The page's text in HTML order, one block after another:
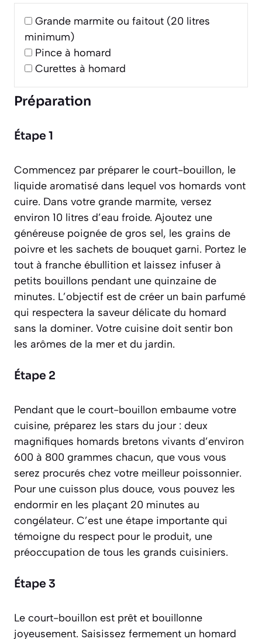
Grande marmite ou faitout (20 litres
minimum)
Pince à homard
Curettes à homard
Préparation
Étape 1
Commencez par préparer le court-bouillon, le
liquide aromatisé dans lequel vos homards vont
cuire. Dans votre grande marmite, versez
environ 10 litres d’eau froide. Ajoutez une
généreuse poignée de gros sel, les grains de
poivre et les sachets de bouquet garni. Portez le
tout à franche ébullition et laissez infuser à
petits bouillons pendant une quinzaine de
minutes. L’objectif est de créer un bain parfumé
qui respectera la saveur délicate du homard
sans la dominer. Votre cuisine doit sentir bon
les arômes de la mer et du jardin.
Étape 2
Pendant que le court-bouillon embaume votre
cuisine, préparez les stars du jour : deux
magnifiques homards bretons vivants d’environ
600 à 800 grammes chacun, que vous vous
serez procurés chez votre meilleur poissonnier.
Pour une cuisson plus douce, vous pouvez les
endormir en les plaçant 20 minutes au
congélateur. C’est une étape importante qui
témoigne du respect pour le produit, une
préoccupation de tous les grands cuisiniers.
Étape 3
Le court-bouillon est prêt et bouillonne
joyeusement. Saisissez fermement un homard